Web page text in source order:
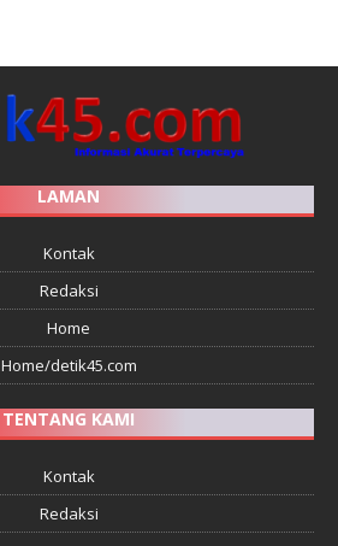
LAMAN
Kontak
Redaksi
Home
Home/detik45.com
TENTANG KAMI
Kontak
Redaksi